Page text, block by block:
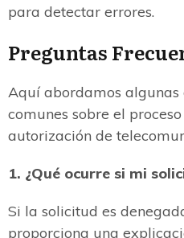
para detectar errores.
Preguntas
Aquí abordamos algunas
comunes sobre el
autorización de
1. ¿Qué ocurre si mi
Si la solicitud es
proporciona una